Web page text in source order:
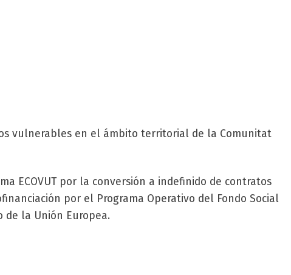
vulnerables en el ámbito territorial de la Comunitat
ECOVUT por la conversión a indefinido de contratos
por el Programa Operativo del Fondo Social
de la Unión Europea.